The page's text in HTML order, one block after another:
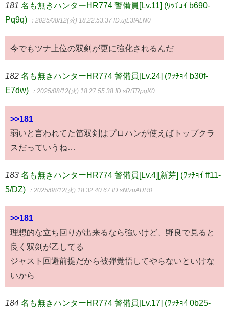
181 名も無きハンターHR774 警備員[Lv.11] (ﾜｯﾁｮｲ b690-
Pq9q)
：2025/08/12(火) 18:22:53.37 ID:ujL3IALN0
今でもツナ上位の双剣が更に強化されるんだ
182 名も無きハンターHR774 警備員[Lv.24] (ﾜｯﾁｮｲ b30f-
E7dw)
：2025/08/12(火) 18:27:55.38 ID:sRtTRpgK0
>>181
弱いと言われてた笛双剣はプロハンが使えばトップクラ
スだっていうね…
183 名も無きハンターHR774 警備員[Lv.4][新芽] (ﾜｯﾁｮｲ ff11-
5/DZ)
：2025/08/12(火) 18:32:40.67 ID:sNfzuAUR0
>>181
理想的な立ち回りが出来るなら強いけど、野良で見ると
良く双剣が乙してる
ジャスト回避前提だから被弾覚悟してやらないといけな
いから
184 名も無きハンターHR774 警備員[Lv.17] (ﾜｯﾁｮｲ 0b25-